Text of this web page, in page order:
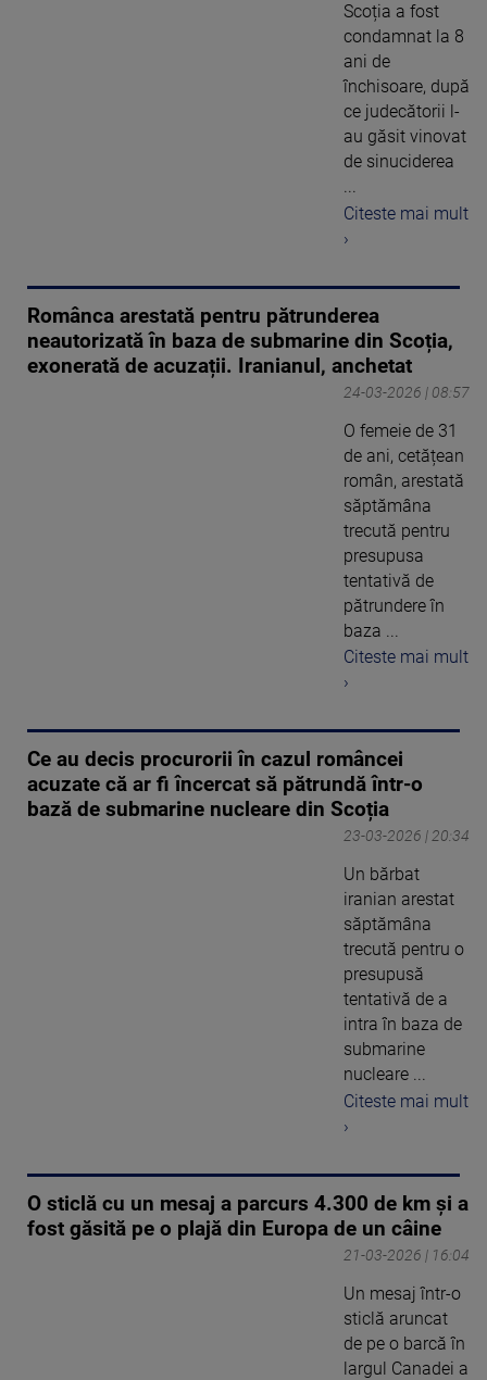
Scoția a fost
condamnat la 8
ani de
închisoare, după
ce judecătorii l-
au găsit vinovat
de sinuciderea
...
Citeste mai mult
›
Românca arestată pentru pătrunderea
neautorizată în baza de submarine din Scoția,
exonerată de acuzații. Iranianul, anchetat
24-03-2026 | 08:57
O femeie de 31
de ani, cetățean
român, arestată
săptămâna
trecută pentru
presupusa
tentativă de
pătrundere în
baza ...
Citeste mai mult
›
Ce au decis procurorii în cazul româncei
acuzate că ar fi încercat să pătrundă într-o
bază de submarine nucleare din Scoția
23-03-2026 | 20:34
Un bărbat
iranian arestat
săptămâna
trecută pentru o
presupusă
tentativă de a
intra în baza de
submarine
nucleare ...
Citeste mai mult
›
O sticlă cu un mesaj a parcurs 4.300 de km și a
fost găsită pe o plajă din Europa de un câine
21-03-2026 | 16:04
Un mesaj într-o
sticlă aruncat
de pe o barcă în
largul Canadei a